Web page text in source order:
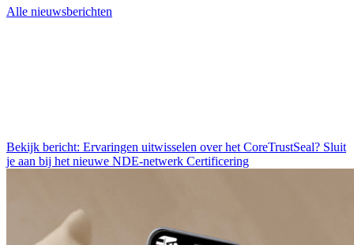
Alle nieuwsberichten
Bekijk bericht: Ervaringen uitwisselen over het CoreTrustSeal? Sluit
je aan bij het nieuwe NDE-netwerk Certificering